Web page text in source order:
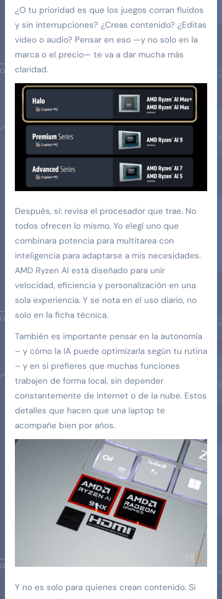
¿O tu prioridad es que los juegos corran fluidos
y sin interrupciones? ¿Creas contenido? ¿Editas
video o audio? Pensar en eso —y no solo en la
marca o el precio— te va a dar mucha más
claridad.
Después, sí: revisa el procesador que trae. No
todos ofrecen lo mismo. Yo elegí uno que
combinara potencia para multitarea con
inteligencia para adaptarse a mis necesidades.
AMD Ryzen AI está diseñado para unir
velocidad, eficiencia y personalización en una
sola experiencia. Y se nota en el uso diario, no
solo en la ficha técnica.
También es importante pensar en la autonomía
– y cómo la IA puede optimizarla según tu rutina
– y en si prefieres que muchas funciones
trabajen de forma local, sin depender
constantemente de internet o de la nube. Estos
detalles que hacen que una laptop te
acompañe bien por años.
Y no es solo para quienes crean contenido. Si